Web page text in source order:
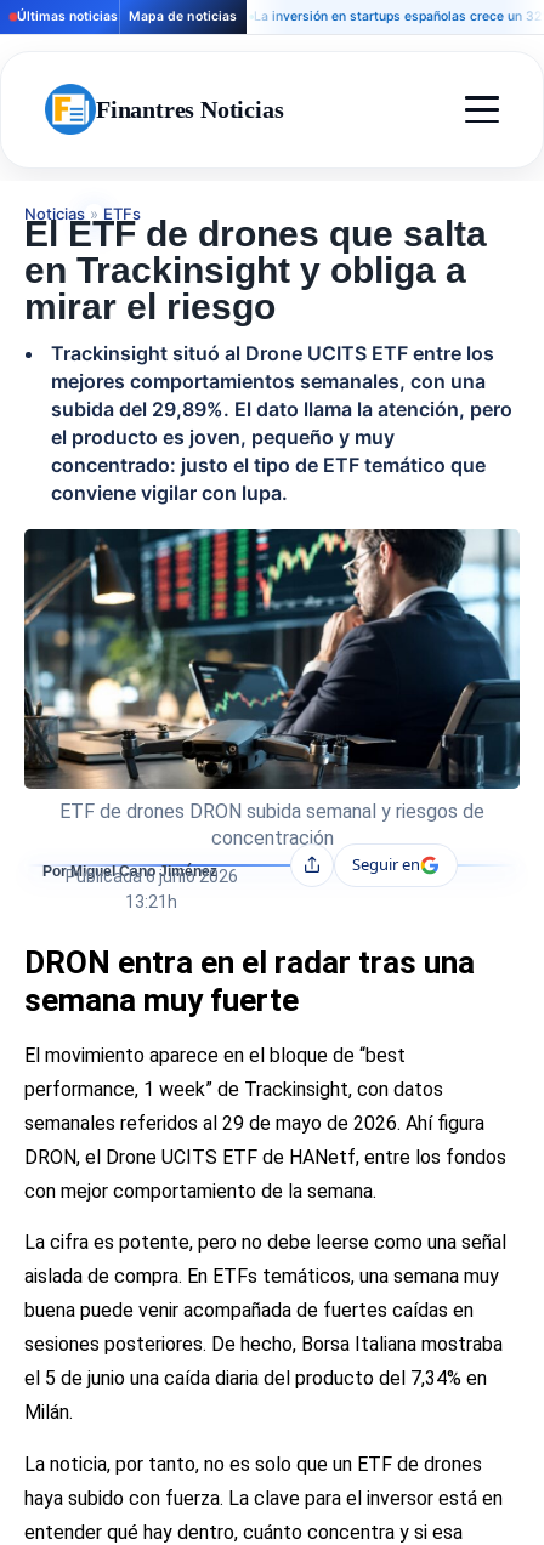
Últimas noticias Mapa de noticiasLa inversión en startups españolas crece un 32% y
Finantres Noticias
Noticias » ETFs
El ETF de drones que salta
en Trackinsight y obliga a
mirar el riesgo
Trackinsight situó al Drone UCITS ETF entre los
mejores comportamientos semanales, con una
subida del 29,89%. El dato llama la atención, pero
el producto es joven, pequeño y muy
concentrado: justo el tipo de ETF temático que
conviene vigilar con lupa.
ETF de drones DRON subida semanal y riesgos de
concentración
Por Miguel Cano Jiménez
Publicada6 junio 2026
13:21h
CompartirSeguir en
DRON entra en el radar tras una
semana muy fuerte
El movimiento aparece en el bloque de “best
performance, 1 week” de Trackinsight, con datos
semanales referidos al 29 de mayo de 2026. Ahí figura
DRON, el Drone UCITS ETF de HANetf, entre los fondos
con mejor comportamiento de la semana.
La cifra es potente, pero no debe leerse como una señal
aislada de compra. En ETFs temáticos, una semana muy
buena puede venir acompañada de fuertes caídas en
sesiones posteriores. De hecho, Borsa Italiana mostraba
el 5 de junio una caída diaria del producto del 7,34% en
Milán.
La noticia, por tanto, no es solo que un ETF de drones
haya subido con fuerza. La clave para el inversor está en
entender qué hay dentro, cuánto concentra y si esa